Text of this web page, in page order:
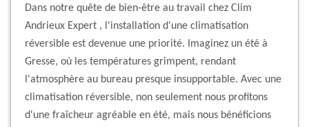
Dans notre quête de bien-être au travail chez Clim
Andrieux Expert , l'installation d'une climatisation
réversible est devenue une priorité. Imaginez un été à
Gresse, où les températures grimpent, rendant
l'atmosphère au bureau presque insupportable. Avec une
climatisation réversible, non seulement nous profitons
d'une fraîcheur agréable en été, mais nous bénéficions